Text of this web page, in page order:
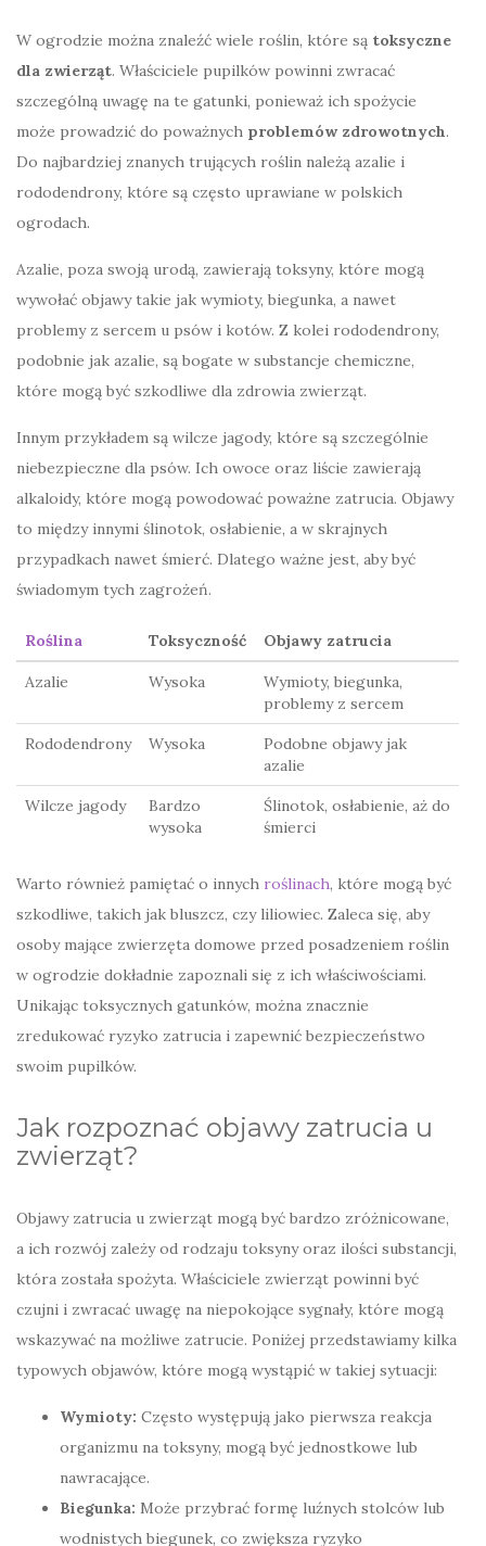
W ogrodzie można znaleźć wiele roślin, które są toksyczne
dla zwierząt. Właściciele pupilków powinni zwracać
szczególną uwagę na te gatunki, ponieważ ich spożycie
może prowadzić do poważnych problemów zdrowotnych.
Do najbardziej znanych trujących roślin należą azalie i
rododendrony, które są często uprawiane w polskich
ogrodach.
Azalie, poza swoją urodą, zawierają toksyny, które mogą
wywołać objawy takie jak wymioty, biegunka, a nawet
problemy z sercem u psów i kotów. Z kolei rododendrony,
podobnie jak azalie, są bogate w substancje chemiczne,
które mogą być szkodliwe dla zdrowia zwierząt.
Innym przykładem są wilcze jagody, które są szczególnie
niebezpieczne dla psów. Ich owoce oraz liście zawierają
alkaloidy, które mogą powodować poważne zatrucia. Objawy
to między innymi ślinotok, osłabienie, a w skrajnych
przypadkach nawet śmierć. Dlatego ważne jest, aby być
świadomym tych zagrożeń.
Roślina Toksyczność Objawy zatrucia
Azalie Wysoka
Wymioty, biegunka,
problemy z sercem
Rododendrony Wysoka
Podobne objawy jak
azalie
Wilcze jagody
Bardzo
wysoka
Ślinotok, osłabienie, aż do
śmierci
Warto również pamiętać o innych roślinach, które mogą być
szkodliwe, takich jak bluszcz, czy liliowiec. Zaleca się, aby
osoby mające zwierzęta domowe przed posadzeniem roślin
w ogrodzie dokładnie zapoznali się z ich właściwościami.
Unikając toksycznych gatunków, można znacznie
zredukować ryzyko zatrucia i zapewnić bezpieczeństwo
swoim pupilków.
Jak rozpoznać objawy zatrucia u
zwierząt?
Objawy zatrucia u zwierząt mogą być bardzo zróżnicowane,
a ich rozwój zależy od rodzaju toksyny oraz ilości substancji,
która została spożyta. Właściciele zwierząt powinni być
czujni i zwracać uwagę na niepokojące sygnały, które mogą
wskazywać na możliwe zatrucie. Poniżej przedstawiamy kilka
typowych objawów, które mogą wystąpić w takiej sytuacji:
Wymioty: Często występują jako pierwsza reakcja
organizmu na toksyny, mogą być jednostkowe lub
nawracające.
Biegunka: Może przybrać formę luźnych stolców lub
wodnistych biegunek, co zwiększa ryzyko